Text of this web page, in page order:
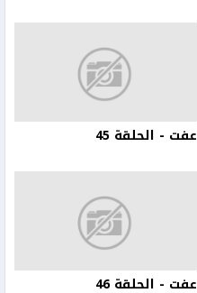
عفت - الحلقة 45
عفت - الحلقة 46